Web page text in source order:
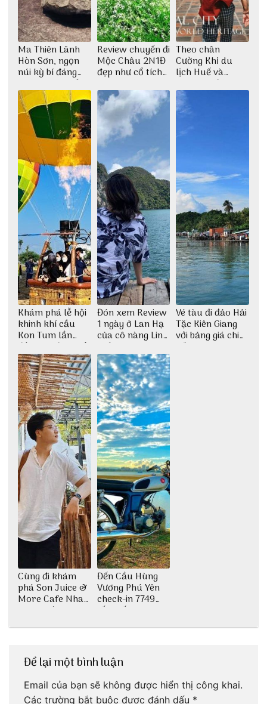
Ma Thiên Lãnh
Hòn Sơn, ngọn
núi kỳ bí đáng
khám phá nhất
Review chuyến đi
Mộc Châu 2N1Đ
đẹp như cổ tích
Thu Hà
Theo chân
Cường Khỉ du
lịch Huế và
check-in đúng
những góc chụp
đẹp
Khám phá lễ hội
khinh khí cầu
Kon Tum lần
đầu tiên được tổ
chức
Đón xem Review
1 ngày ở Lan Hạ
của cô nàng Linh
Trần
Vé tàu đi đảo Hải
Tặc Kiên Giang
với bảng giá chi
tiết
Cùng đi khám
phá Son Juice &
More Cafe Nha
Trang với anh
Đến Cầu Hùng
Vương Phú Yên
check-in 7749
tấm sống ảo
Để lại một bình luận
Email của bạn sẽ không được hiển thị công khai.
Các trường bắt buộc được đánh dấu *